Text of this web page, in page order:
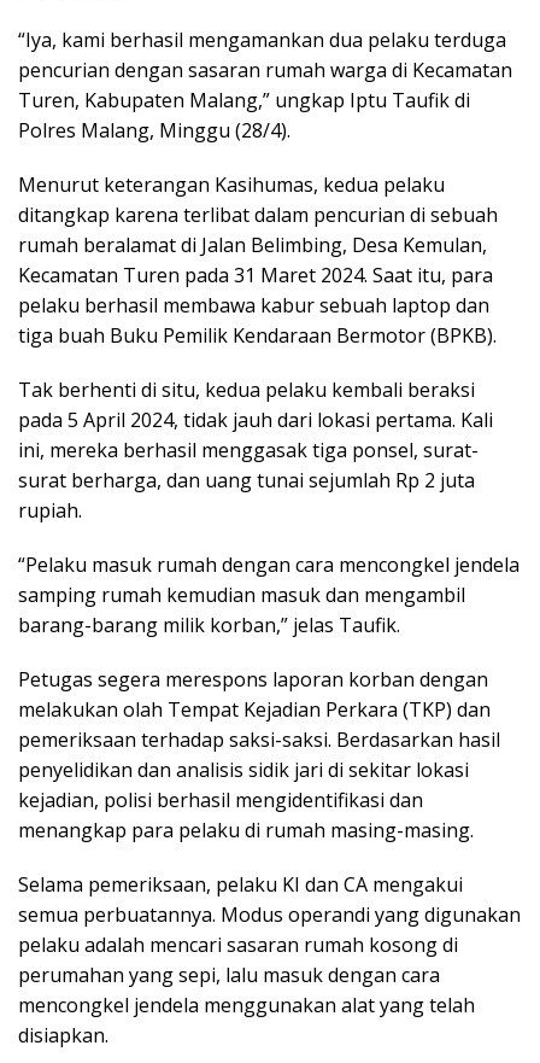
“Iya, kami berhasil mengamankan dua pelaku terduga
pencurian dengan sasaran rumah warga di Kecamatan
Turen, Kabupaten Malang,” ungkap Iptu Taufik di
Polres Malang, Minggu (28/4).
Menurut keterangan Kasihumas, kedua pelaku
ditangkap karena terlibat dalam pencurian di sebuah
rumah beralamat di Jalan Belimbing, Desa Kemulan,
Kecamatan Turen pada 31 Maret 2024. Saat itu, para
pelaku berhasil membawa kabur sebuah laptop dan
tiga buah Buku Pemilik Kendaraan Bermotor (BPKB).
Tak berhenti di situ, kedua pelaku kembali beraksi
pada 5 April 2024, tidak jauh dari lokasi pertama. Kali
ini, mereka berhasil menggasak tiga ponsel, surat-
surat berharga, dan uang tunai sejumlah Rp 2 juta
rupiah.
“Pelaku masuk rumah dengan cara mencongkel jendela
samping rumah kemudian masuk dan mengambil
barang-barang milik korban,” jelas Taufik.
Petugas segera merespons laporan korban dengan
melakukan olah Tempat Kejadian Perkara (TKP) dan
pemeriksaan terhadap saksi-saksi. Berdasarkan hasil
penyelidikan dan analisis sidik jari di sekitar lokasi
kejadian, polisi berhasil mengidentifikasi dan
menangkap para pelaku di rumah masing-masing.
Selama pemeriksaan, pelaku KI dan CA mengakui
semua perbuatannya. Modus operandi yang digunakan
pelaku adalah mencari sasaran rumah kosong di
perumahan yang sepi, lalu masuk dengan cara
mencongkel jendela menggunakan alat yang telah
disiapkan.